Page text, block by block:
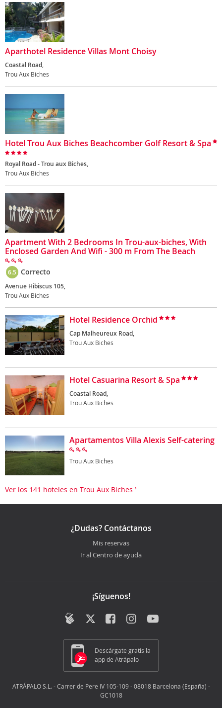
Aparthotel Residence Villas Mont Choisy
Coastal Road,
Trou Aux Biches
Hotel Trou Aux Biches Beachcomber Golf Resort & Spa
Royal Road - Trou aux Biches,
Trou Aux Biches
Apartment With 2 Bedrooms In Trou-aux-biches, With
Enclosed Garden And Wifi - 300 m From The Beach
6.5 Correcto
Avenue Hibiscus 105,
Trou Aux Biches
Hotel Residence Orchid
Cap Malheureux Road,
Trou Aux Biches
Hotel Casuarina Resort & Spa
Coastal Road,
Trou Aux Biches
Apartamentos Villa Alexis Self-catering
Trou Aux Biches
Ver los 141 hoteles en Trou Aux Biches
¿Dudas? Contáctanos
Mis reservas
Ir al Centro de ayuda
¡Síguenos!
Descárgate gratis la
app de Atrápalo
ATRÁPALO S.L. - Carrer de Pere IV 105-109 - 08018 Barcelona (España) -
GC1018